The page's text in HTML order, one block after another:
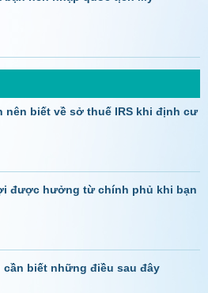
nên biết về sở thuế IRS khi định cư
được hưởng từ chính phủ khi bạn
biết những điều sau đây